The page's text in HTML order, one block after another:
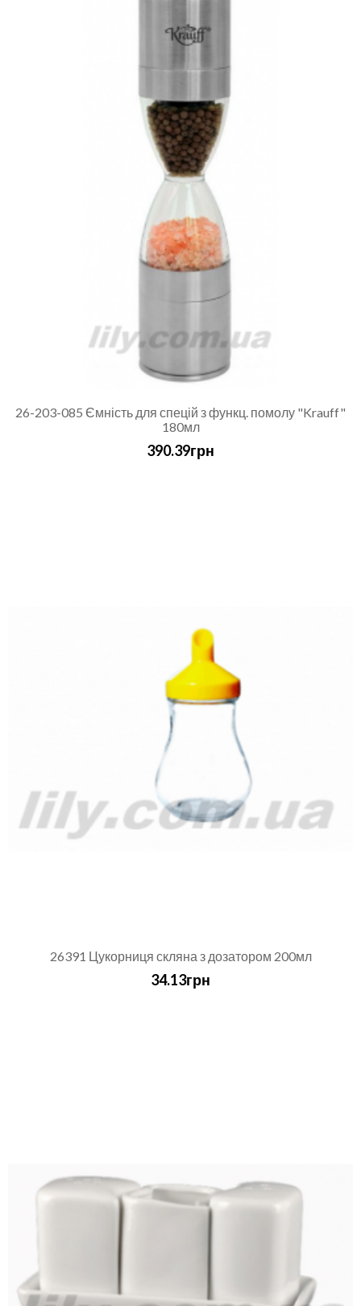
26-203-085 Ємність для спецій з функц. помолу "Krauff"
180мл
390.39грн
26391 Цукорниця скляна з дозатором 200мл
34.13грн